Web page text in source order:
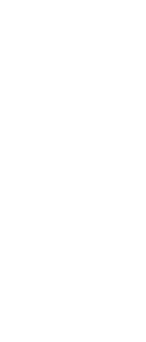
ンを両立